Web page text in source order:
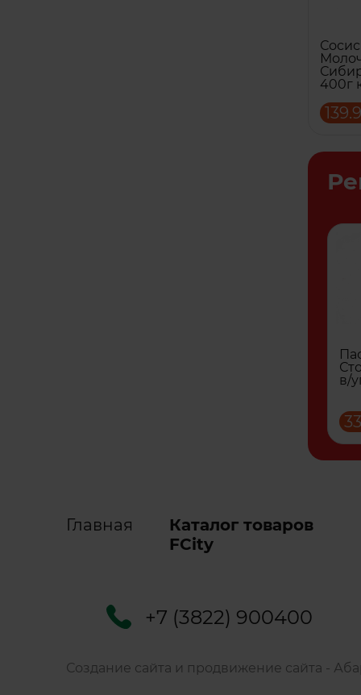
400г
в/
Главная
Каталог товаров
FCity
+7 (3822) 900400
Создание сайта и продвижение сайта -